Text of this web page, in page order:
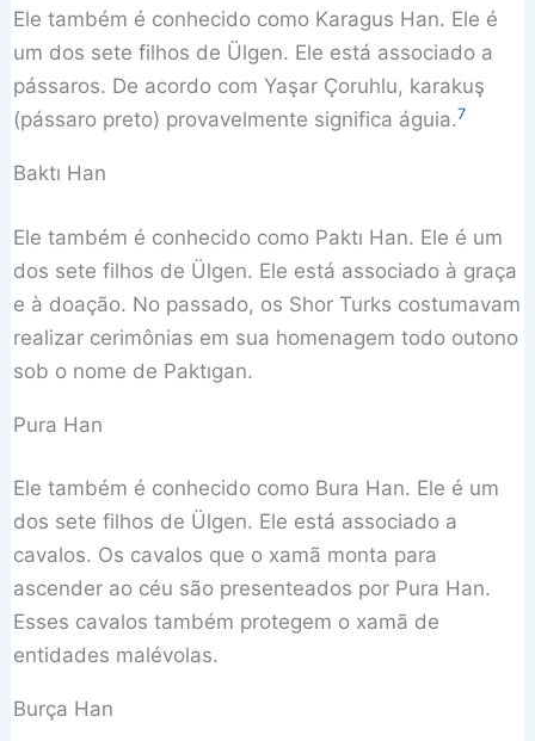
Ele também é conhecido como Karagus Han. Ele é
um dos sete filhos de Ülgen. Ele está associado a
pássaros. De acordo com Yaşar Çoruhlu, karakuş
(pássaro preto) provavelmente significa águia.7
Baktı Han
Ele também é conhecido como Paktı Han. Ele é um
dos sete filhos de Ülgen. Ele está associado à graça
e à doação. No passado, os Shor Turks costumavam
realizar cerimônias em sua homenagem todo outono
sob o nome de Paktıgan.
Pura Han
Ele também é conhecido como Bura Han. Ele é um
dos sete filhos de Ülgen. Ele está associado a
cavalos. Os cavalos que o xamã monta para
ascender ao céu são presenteados por Pura Han.
Esses cavalos também protegem o xamã de
entidades malévolas.
Burça Han